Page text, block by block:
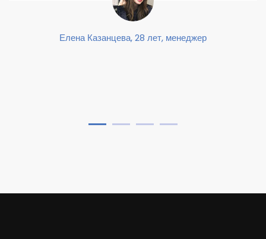
Елена Казанцева, 28 лет, менеджер